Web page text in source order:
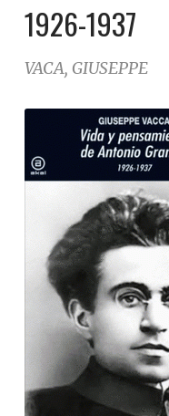
1926-1937
VACA, GIUSEPPE